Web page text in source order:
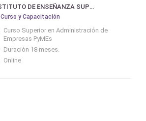
INSTITUTO DE ENSEÑANZA SUPERIOR JOSÉ ORTEGA Y GASSET
Curso y Capacitación
Curso Superior en Administración de
Empresas PyMEs
Duración 18 meses.
Online